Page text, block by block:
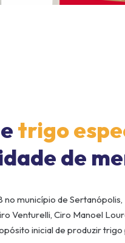
trigo
de
no município de
Venturelli, Ciro Manoel
inicial de produzir trigo